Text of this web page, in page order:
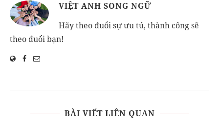
VIỆT ANH SONG NGỮ
Hãy theo đuổi sự ưu tú, thành công sẽ
theo đuổi bạn!
BÀI VIẾT LIÊN QUAN